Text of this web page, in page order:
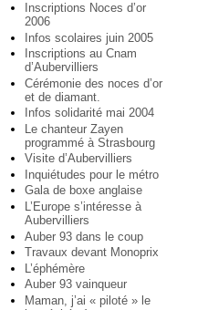
Inscriptions Noces d’or
2006
Infos scolaires juin 2005
Inscriptions au Cnam
d’Aubervilliers
Cérémonie des noces d’or
et de diamant.
Infos solidarité mai 2004
Le chanteur Zayen
programmé à Strasbourg
Visite d’Aubervilliers
Inquiétudes pour le métro
Gala de boxe anglaise
L’Europe s’intéresse à
Aubervilliers
Auber 93 dans le coup
Travaux devant Monoprix
L’éphémère
Auber 93 vainqueur
Maman, j’ai « piloté » le